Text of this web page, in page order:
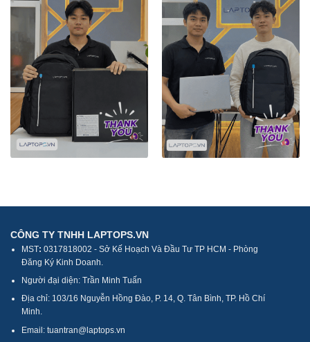
CÔNG TY TNHH LAPTOPS.VN
MST: 0317818002 - Sở Kế Hoạch Và Đầu Tư TP HCM - Phòng
Đăng Ký Kinh Doanh.
Người đại diện: Trần Minh Tuấn
Địa chỉ: 103/16 Nguyễn Hồng Đào, P. 14, Q. Tân Bình, TP. Hồ Chí
Minh.
Email: tuantran@laptops.vn